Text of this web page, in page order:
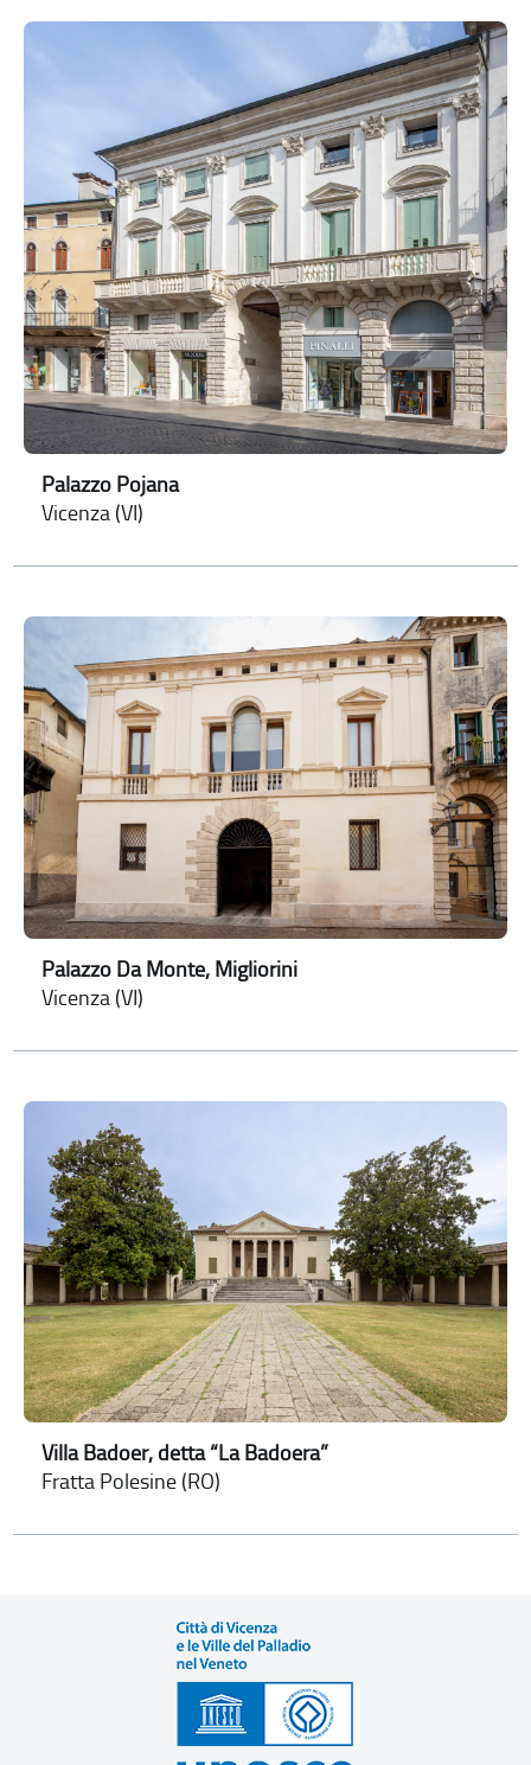
Palazzo Pojana
Vicenza (VI)
Palazzo Da Monte, Migliorini
Vicenza (VI)
Villa Badoer, detta “La Badoera”
Fratta Polesine (RO)